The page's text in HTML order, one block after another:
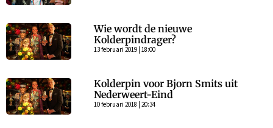
Wie wordt de nieuwe
Kolderpindrager?
13 februari 2019 | 18:00
Kolderpin voor Bjorn Smits uit
Nederweert-Eind
10 februari 2018 | 20:34